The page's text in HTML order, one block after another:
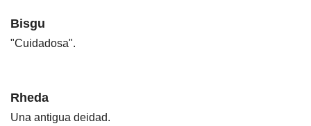
Bisgu
"Cuidadosa".
Rheda
Una antigua deidad.